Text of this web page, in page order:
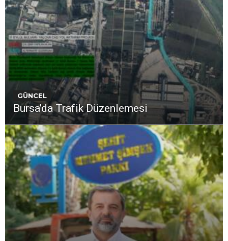
GÜNCEL
Bursa’da Trafik Düzenlemesi